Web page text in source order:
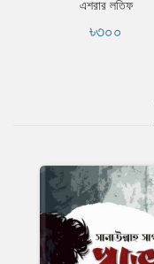
এশরার লতিফ
৳৩০০